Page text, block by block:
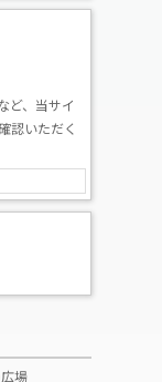
ど、当サイ
認いただく
場